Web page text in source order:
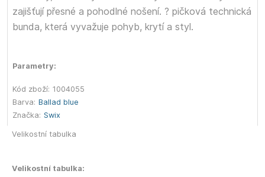
zajišťují přesné a pohodlné nošení. ? pičková technická
bunda, která vyvažuje pohyb, krytí a styl.
Parametry:
Kód zboží: 1004055
Barva: Ballad blue
Značka: Swix
Velikostní tabulka
Velikostní tabulka: